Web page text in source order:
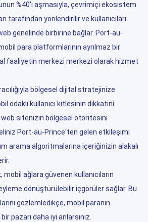
%40'ı aşmasıyla, çevrimiçi ekosistem
tarafından yönlendirilir ve kullanıcıları
genelinde birbirine bağlar. Port-au-
para platformlarının ayrılmaz bir
faaliyetin merkezi merkezi olarak hizmet
bölgesel dijital stratejinize
odaklı kullanıcı kitlesinin dikkatini
sitenizin bölgesel otoritesini
Port-au-Prince'ten gelen etkileşimi
arama algoritmalarına içeriğinizin alakalı
ağlara güvenen kullanıcıların
eyleme dönüştürülebilir içgörüler sağlar. Bu
gözlemledikçe, mobil paranın
pazarı daha iyi anlarsınız.